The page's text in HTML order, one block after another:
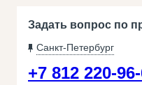
Задать вопрос по
Санкт-Петербург
+7 812 220-